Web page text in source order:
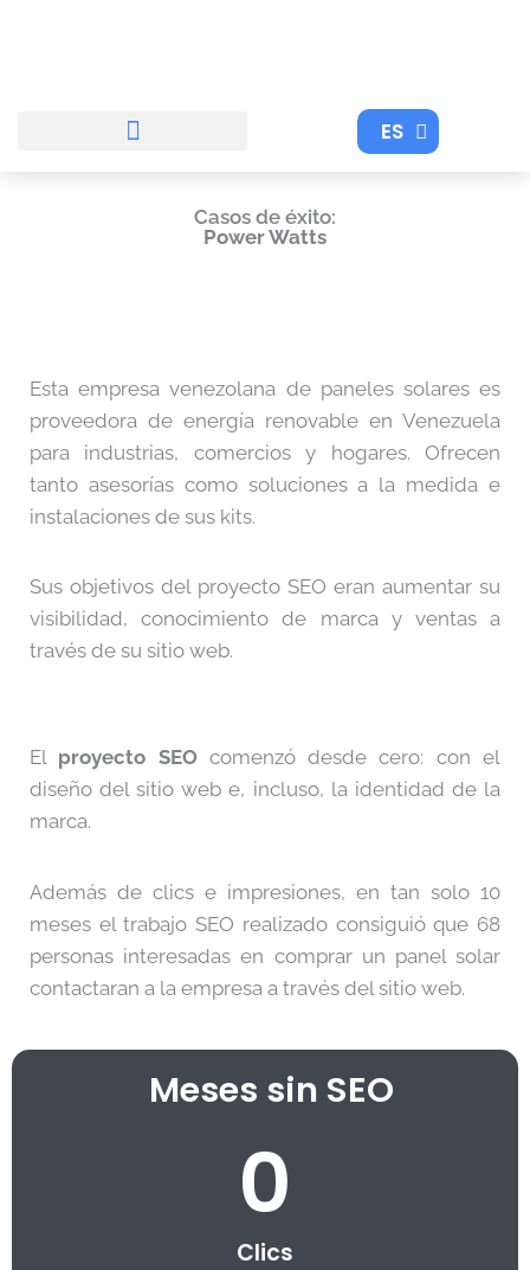
ES
EN
Casos de éxito:
Power Watts
Esta empresa venezolana de paneles solares es
proveedora de energía renovable en Venezuela
para industrias, comercios y hogares. Ofrecen
tanto asesorías como soluciones a la medida e
instalaciones de sus kits.
Sus objetivos del proyecto SEO eran aumentar su
visibilidad, conocimiento de marca y ventas a
través de su sitio web.
El proyecto SEOcomenzó desde cero: con el
diseño del sitio web e, incluso, la identidad de la
marca.
Además de clics e impresiones, en tan solo 10
meses el trabajo SEO realizado consiguió que 68
personas interesadas en comprar un panel solar
contactaran a la empresa a través del sitio web.
Meses sin SEO
Clics
0